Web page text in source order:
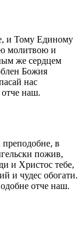
и Тому Единому
молитвою и
же сердцем
Божия
нас
наш.
в
пожив,
и Христос тебе,
и чудес обогати.
отче наш.